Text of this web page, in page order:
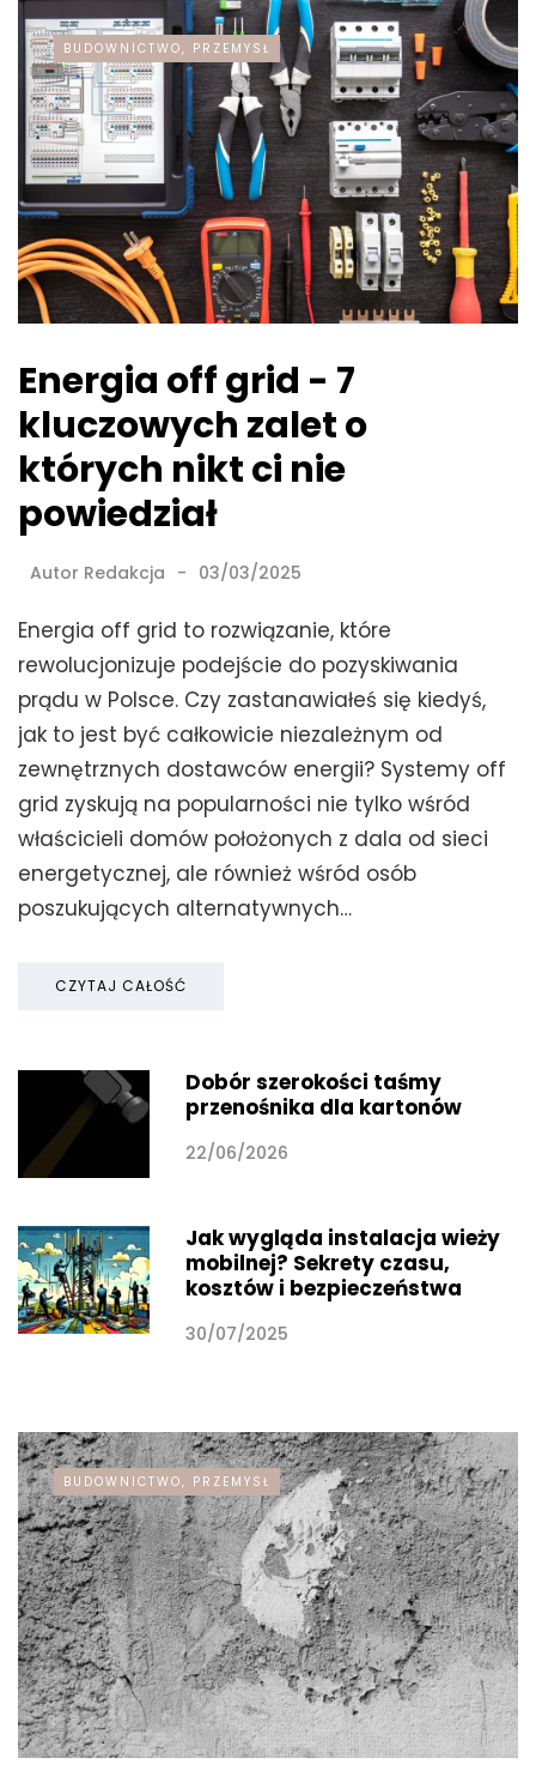
BUDOWNICTWO, PRZEMYSŁ
Energia off grid - 7
kluczowych zalet o
których nikt ci nie
powiedział
Autor Redakcja 03/03/2025
Energia off grid to rozwiązanie, które
rewolucjonizuje podejście do pozyskiwania
prądu w Polsce. Czy zastanawiałeś się kiedyś,
jak to jest być całkowicie niezależnym od
zewnętrznych dostawców energii? Systemy off
grid zyskują na popularności nie tylko wśród
właścicieli domów położonych z dala od sieci
energetycznej, ale również wśród osób
poszukujących alternatywnych…
CZYTAJ CAŁOŚĆ
Dobór szerokości taśmy
przenośnika dla kartonów
22/06/2026
Jak wygląda instalacja wieży
mobilnej? Sekrety czasu,
kosztów i bezpieczeństwa
30/07/2025
BUDOWNICTWO, PRZEMYSŁ